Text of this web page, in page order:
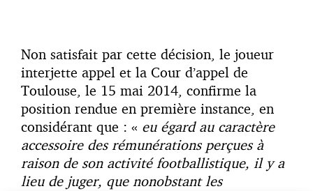
Non satisfait par cette décision, le joueur
interjette appel et la Cour d’appel de
Toulouse, le 15 mai 2014, confirme la
position rendue en première instance, en
considérant que : « eu égard au caractère
accessoire des rémunérations perçues à
raison de son activité footballistique, il y a
lieu de juger, que nonobstant les